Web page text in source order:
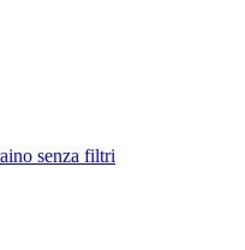
senza filtri